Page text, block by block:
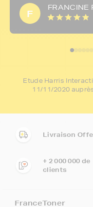
F
FRANCINE
Etude Harris
11/11/2020
Livraison
+ 2 000 000 de
clients
FranceToner